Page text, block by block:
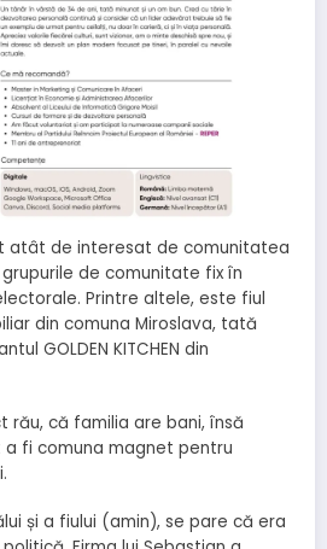
atât de interesat de comunitatea
de comunitate fix în
Printre altele, este fiul
din comuna Miroslava, tată
GOLDEN KITCHEN din
rău, că familia are bani, însă
fi comuna magnet pentru
și a fiului (amin), se pare că era